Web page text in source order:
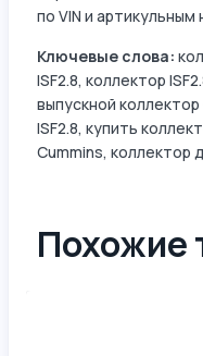
по VIN и
Ключевые слова:
ISF2.8, коллектор
выпускной
ISF2.8, купить
Cummins, коллектор
Похожие